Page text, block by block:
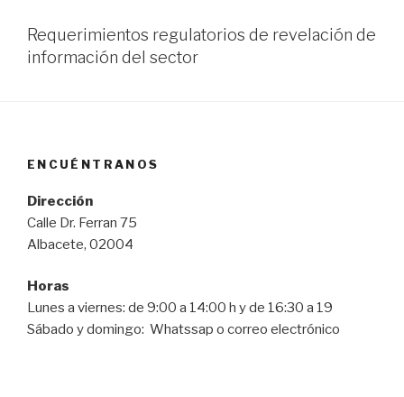
Requerimientos regulatorios de revelación de
información del sector
ENCUÉNTRANOS
Dirección
Calle Dr. Ferran 75
Albacete, 02004
Horas
Lunes a viernes: de 9:00 a 14:00 h y de 16:30 a 19
Sábado y domingo: Whatssap o correo electrónico